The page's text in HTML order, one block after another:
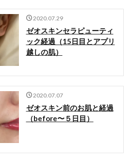
2020.07.29
ゼオスキンセラピューティ
ック経過（15日目とアプリ
越しの肌）
2020.07.07
ゼオスキン前のお肌と経過
（before〜５日目）